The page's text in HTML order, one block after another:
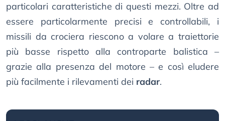
particolari caratteristiche di questi mezzi. Oltre ad
essere particolarmente precisi e controllabili, i
missili da crociera riescono a volare a traiettorie
più basse rispetto alla controparte balistica –
grazie alla presenza del motore – e così eludere
più facilmente i rilevamenti dei radar.